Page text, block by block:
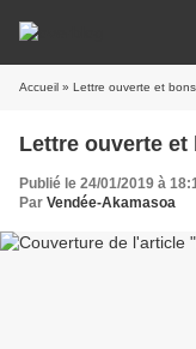
Accueil » Lettre ouverte et
Lettre ouverte et
Publié le 24/01/2019 à
Par Vendée-Akamasoa